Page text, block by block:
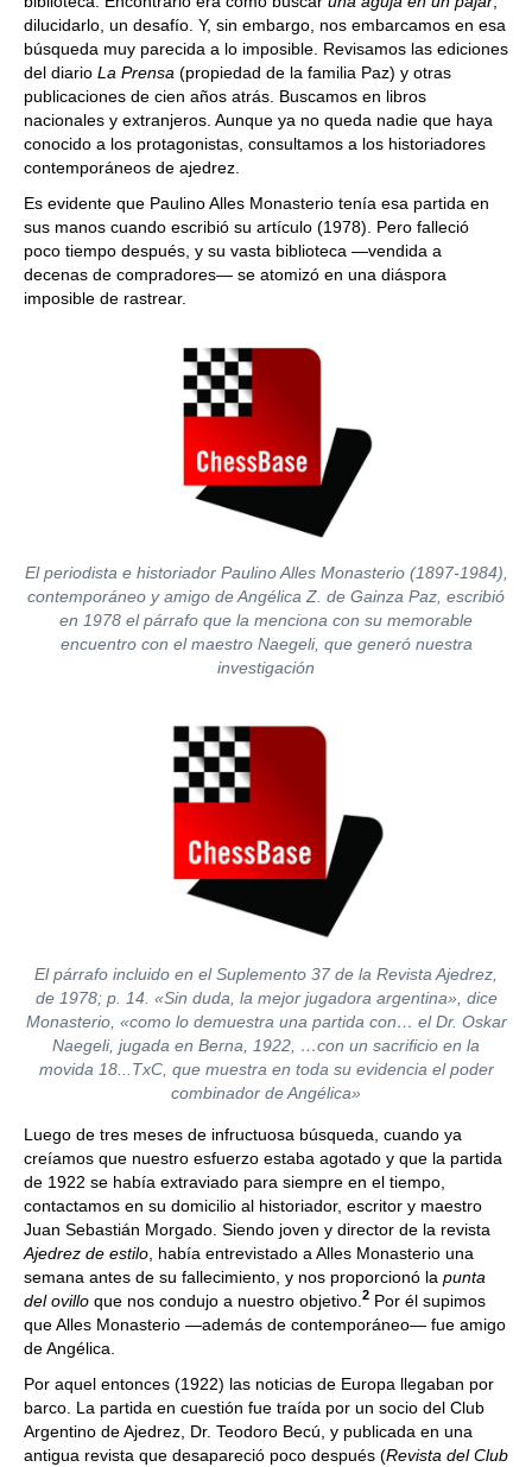
dilucidarlo, un desafío. Y, sin embargo, nos embarcamos en esa
búsqueda muy parecida a lo imposible. Revisamos las ediciones
del diario La Prensa (propiedad de la familia Paz) y otras
publicaciones de cien años atrás. Buscamos en libros
nacionales y extranjeros. Aunque ya no queda nadie que haya
conocido a los protagonistas, consultamos a los historiadores
contemporáneos de ajedrez.
Es evidente que Paulino Alles Monasterio tenía esa partida en
sus manos cuando escribió su artículo (1978). Pero falleció
poco tiempo después, y su vasta biblioteca —vendida a
decenas de compradores— se atomizó en una diáspora
imposible de rastrear.
El periodista e historiador Paulino Alles Monasterio (1897-1984),
contemporáneo y amigo de Angélica Z. de Gainza Paz, escribió
en 1978 el párrafo que la menciona con su memorable
encuentro con el maestro Naegeli, que generó nuestra
investigación
El párrafo incluido en el Suplemento 37 de la Revista Ajedrez,
de 1978; p. 14. «Sin duda, la mejor jugadora argentina», dice
Monasterio, «como lo demuestra una partida con… el Dr. Oskar
Naegeli, jugada en Berna, 1922, …con un sacrificio en la
movida 18...TxC, que muestra en toda su evidencia el poder
combinador de Angélica»
Luego de tres meses de infructuosa búsqueda, cuando ya
creíamos que nuestro esfuerzo estaba agotado y que la partida
de 1922 se había extraviado para siempre en el tiempo,
contactamos en su domicilio al historiador, escritor y maestro
Juan Sebastián Morgado. Siendo joven y director de la revista
Ajedrez de estilo , había entrevistado a Alles Monasterio una
semana antes de su fallecimiento, y nos proporcionó la punta
del ovillo que nos condujo a nuestro objetivo. 2 Por él supimos
que Alles Monasterio —además de contemporáneo— fue amigo
de Angélica.
Por aquel entonces (1922) las noticias de Europa llegaban por
barco. La partida en cuestión fue traída por un socio del Club
Argentino de Ajedrez, Dr. Teodoro Becú, y publicada en una
antigua revista que desapareció poco después (Revista del Club